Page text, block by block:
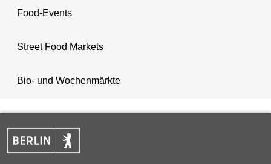
Food-Events
Street Food Markets
Bio- und Wochenmärkte